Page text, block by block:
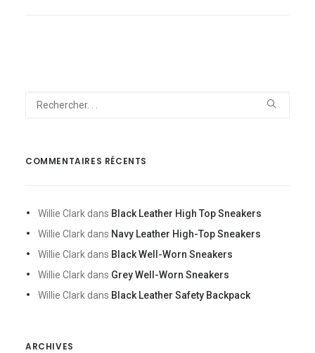
COMMENTAIRES RÉCENTS
Willie Clark dans Black Leather High Top Sneakers
Willie Clark dans Navy Leather High-Top Sneakers
Willie Clark dans Black Well-Worn Sneakers
Willie Clark dans Grey Well-Worn Sneakers
Willie Clark dans Black Leather Safety Backpack
ARCHIVES